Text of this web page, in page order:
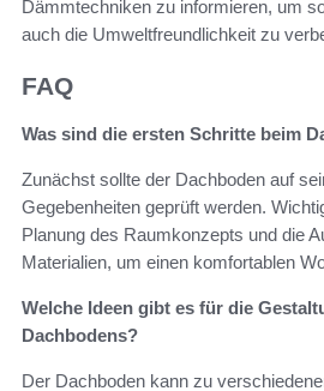
Dämmtechniken zu informieren, um
auch die Umweltfreundlichkeit zu
FAQ
Was sind die ersten Schritte beim
Zunächst sollte der Dachboden auf
Gegebenheiten geprüft werden.
Planung des Raumkonzepts und die
Materialien, um einen komfortablen
Welche Ideen gibt es für die
Dachbodens?
Der Dachboden kann zu